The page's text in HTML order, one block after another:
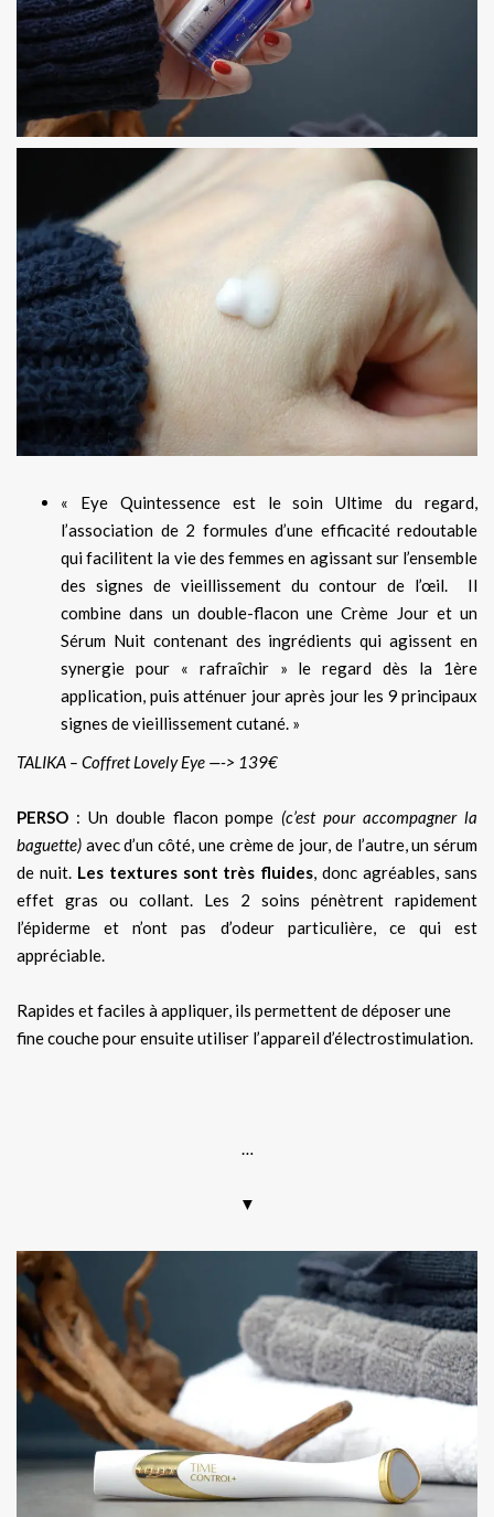
« Eye Quintessence est le soin Ultime du regard,
l’association de 2 formules d’une efficacité redoutable
qui facilitent la vie des femmes en agissant sur l’ensemble
des signes de vieillissement du contour de l’œil. Il
combine dans un double-flacon une Crème Jour et un
Sérum Nuit contenant des ingrédients qui agissent en
synergie pour « rafraîchir » le regard dès la 1ère
application, puis atténuer jour après jour les 9 principaux
signes de vieillissement cutané. »
TALIKA – Coffret Lovely Eye —-> 139€
PERSO : Un double flacon pompe (c’est pour accompagner la
baguette) avec d’un côté, une crème de jour, de l’autre, un sérum
de nuit. Les textures sont très fluides, donc agréables, sans
effet gras ou collant. Les 2 soins pénètrent rapidement
l’épiderme et n’ont pas d’odeur particulière, ce qui est
appréciable.
Rapides et faciles à appliquer, ils permettent de déposer une
fine couche pour ensuite utiliser l’appareil d’électrostimulation.
…
▼